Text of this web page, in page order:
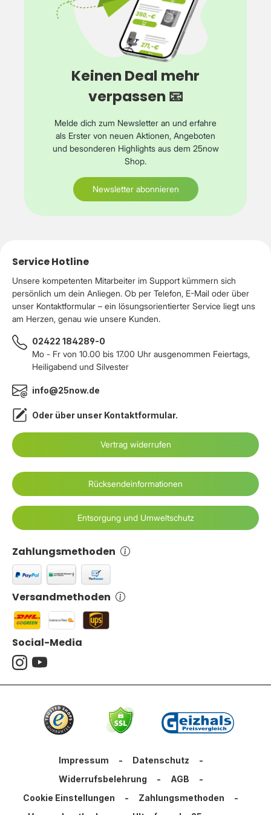
IK04VerbindungenVideoeingangsanschlüsseRJ-45 x
7VideoausgangsanschlüsseHDMI x
1Netzwerkanschluss10/100/1000Base-TAbmessungen und
GewichtDetailsNVR: 22 cm x 22 cm x 4.7 cm - 1.04 kg
Eyeball-Kamera: 9 cm x 9 cm x 7.12 cm - 330 g
Keinen Deal mehr
verpassen 📧
Melde dich zum Newsletter an und erfahre
als Erster von neuen Aktionen, Angeboten
und besonderen Highlights aus dem 25now
Shop.
Newsletter abonnieren
Service Hotline
Unsere kompetenten Mitarbeiter im Support kümmern sich
persönlich um dein Anliegen. Ob per Telefon, E-Mail oder über
unser Kontaktformular – ein lösungsorientierter Service liegt uns
am Herzen, genau wie unsere Kunden.
02422 184289-0
Mo - Fr von 10.00 bis 17.00 Uhr ausgenommen Feiertags,
Heiligabend und Silvester
info@25now.de
Oder über unser Kontaktformular.
Vertrag widerrufen
Zahlungsmethoden
Versandmethoden
Rücksendeinformationen
Entsorgung und Umweltschutz
Social-Media
Impressum - Datenschutz
-
Widerrufsbelehrung
- AGB
-
Cookie Einstellungen
- Zahlungsmethoden
-